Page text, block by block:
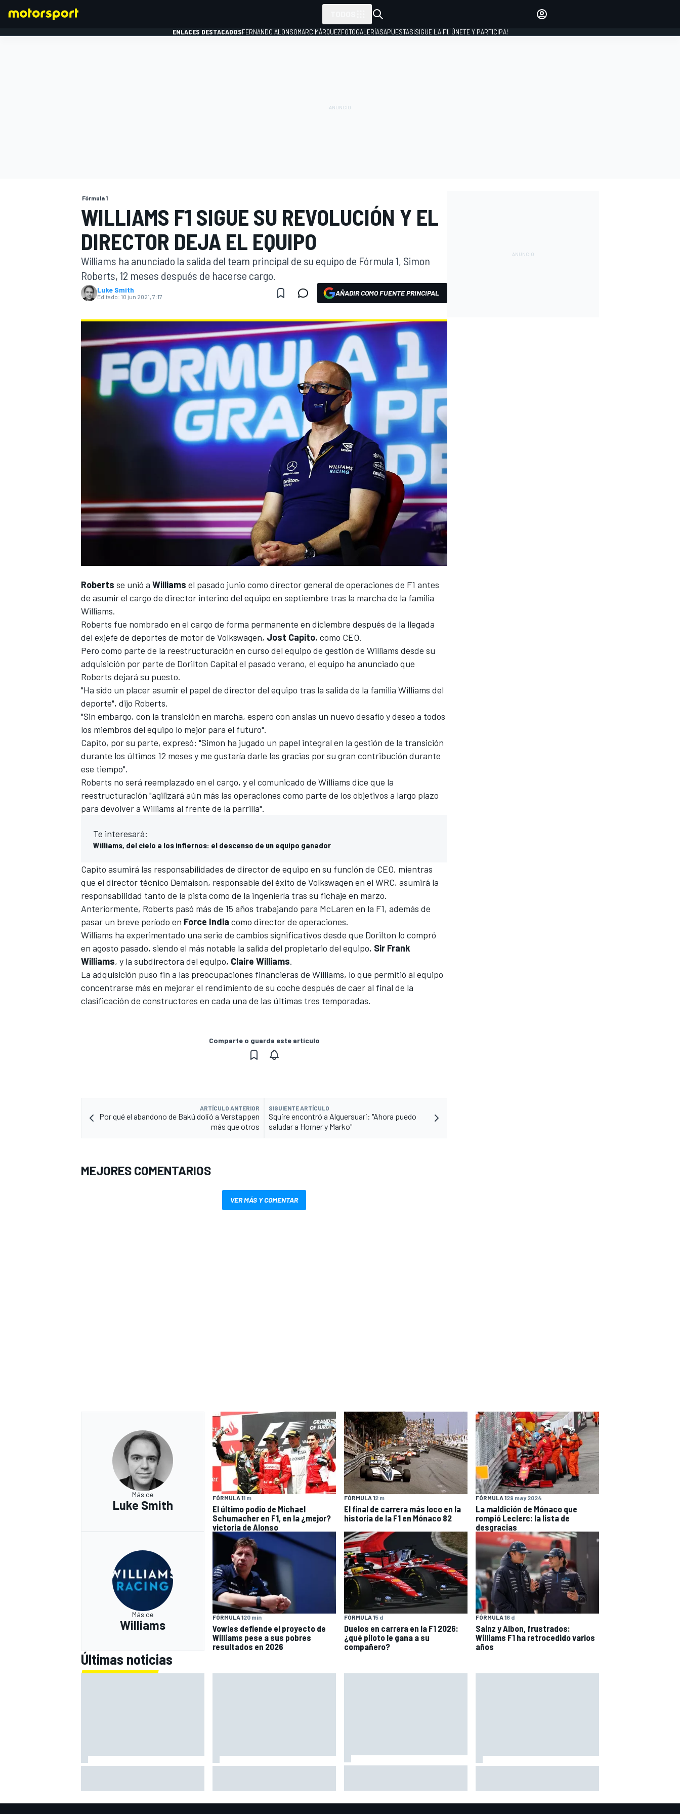
FÓRMULA E
ENLACES DESTACADOSFERNANDO ALONSOMARC MÁRQUEZFOTOGALERÍASAPUESTAS¡SIGUE LA F1, ÚNETE Y PARTICIPA!
Fórmula 1
WILLIAMS F1 SIGUE SU REVOLUCIÓN Y EL
DIRECTOR DEJA EL EQUIPO
Williams ha anunciado la salida del team principal de su equipo de Fórmula 1, Simon
Roberts, 12 meses después de hacerse cargo.
Luke Smith
Editado: 10 jun 2021, 7:17 AÑADIR COMO FUENTE PRINCIPAL
Roberts se unió a Williams el pasado junio como director general de operaciones de F1 antes
de asumirel cargo de director interino del equipo en septiembre tras la marcha de la familia
Williams.
Roberts fue nombrado en el cargo de forma permanente en diciembre después de la llegada
del exjefe de deportes de motor de Volkswagen, Jost Capito, como CEO.
Pero como parte de la reestructuración en curso del equipo de gestión de Williams desde su
adquisición por parte de Dorilton Capital el pasado verano, el equipo ha anunciado que
Roberts dejará su puesto.
"Ha sido un placer asumir el papel de director del equipo tras la salida de la familia Williams del
deporte", dijo Roberts.
"Sin embargo, con la transición en marcha, espero con ansias un nuevo desafío y deseo a todos
los miembros del equipo lo mejor para el futuro".
Capito, por su parte, expresó: "Simon ha jugado un papel integral en la gestión de la transición
durante los últimos 12 meses y me gustaría darle las gracias por su gran contribución durante
ese tiempo".
Roberts no será reemplazado en el cargo, y el comunicado de Williams dice que la
reestructuración "agilizará aún más las operaciones como parte de los objetivos a largo plazo
para devolver a Williams al frente de la parrilla".
Te interesará:
Williams, del cielo a los infiernos: el descenso de un equipo ganador
Capito asumirá las responsabilidades de director de equipo en su función de CEO, mientras
que el director técnico Demaison, responsable del éxito de Volkswagen en el WRC, asumirá la
responsabilidad tanto de la pista como de la ingeniería tras su fichaje en marzo.
Anteriormente, Roberts pasó más de 15 años trabajando para McLaren en la F1, además de
pasar un breve período en Force India como director de operaciones.
Williams ha experimentado una serie de cambios significativos desde que Dorilton lo compró
en agosto pasado, siendo el más notable la salida del propietario del equipo, Sir Frank
Williams, y la subdirectora del equipo, Claire Williams.
La adquisición puso fin a las preocupaciones financieras de Williams, lo que permitió al equipo
concentrarse más en mejorar el rendimiento de su coche después de caer al final de la
clasificación de constructores en cada una de las últimas tres temporadas.
Comparte o guarda este artículo
ARTÍCULO ANTERIOR
Por qué el abandono de Bakú dolió a Verstappen
más que otros
SIGUIENTE ARTÍCULO
Squire encontró a Alguersuari: "Ahora puedo
saludar a Horner y Marko"
MEJORES COMENTARIOS
VER MÁS Y COMENTAR
Más de
Luke Smith
FÓRMULA 11 m
El último podio de Michael
Schumacher en F1, en la ¿mejor?
victoria de Alonso
FÓRMULA 12 m
El final de carrera más loco en la
historia de la F1 en Mónaco 82
FÓRMULA 129 may 2024
La maldición de Mónaco que
rompió Leclerc: la lista de
desgracias
Más de
Williams
FÓRMULA 120 min
Vowles defiende el proyecto de
Williams pese a sus pobres
resultados en 2026
FÓRMULA 15 d
Duelos en carrera en la F1 2026:
¿qué piloto le gana a su
compañero?
FÓRMULA 16 d
Sainz y Albon, frustrados:
Williams F1 ha retrocedido varios
años
Últimas noticias
en la F1 2026